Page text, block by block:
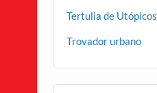
Tertulia de Utópicos
Trovador urbano